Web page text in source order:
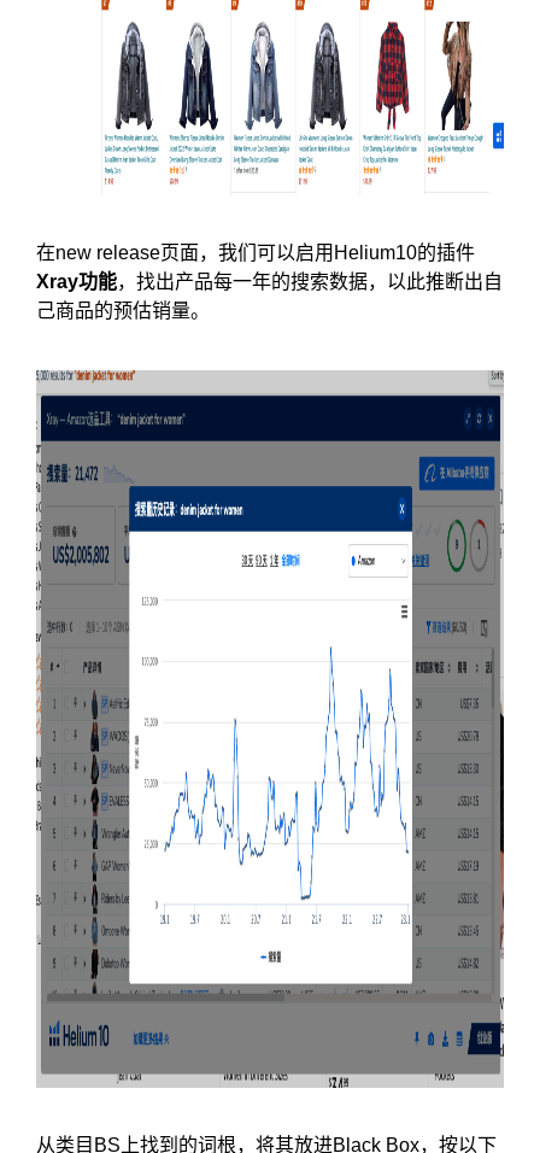
在new release页面，我们可以启用Helium10的插件
Xray功能，找出产品每一年的搜索数据，以此推断出自
己商品的预估销量。
从类目BS上找到的词根，将其放进Black Box，按以下